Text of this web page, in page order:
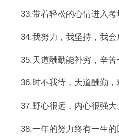
33.带着轻松的心情进入考
34.我努力，我坚持，我会
35.天道酬勤能补穷，辛苦
36.时不我待，天道酬勤，
37.野心很远，内心很强大
38.一年的努力终有一生的